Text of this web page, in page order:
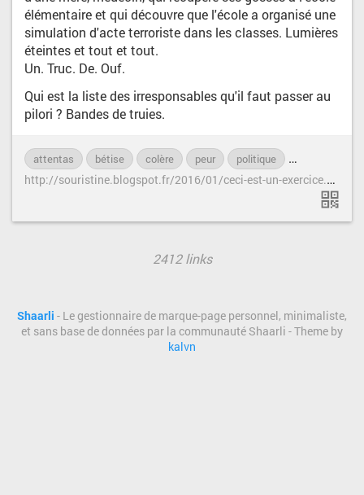
élémentaire et qui découvre que l'école a organisé une
simulation d'acte terroriste dans les classes. Lumières
éteintes et tout et tout.
Un. Truc. De. Ouf.
Qui est la liste des irresponsables qu'il faut passer au
pilori ? Bandes de truies.
attentas bétise colère peur politique
h
ttp://souristine.blogspot.fr/2016/01/ceci-est-un-exercice.html
2412 links
Shaarli - Le gestionnaire de marque-page personnel, minimaliste,
et sans base de données par la communauté Shaarli - Theme by
kalvn